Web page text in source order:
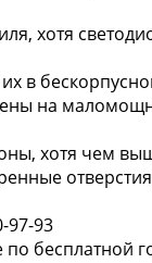
хотя
в
на
хотя чем
97-93
по бесплатной